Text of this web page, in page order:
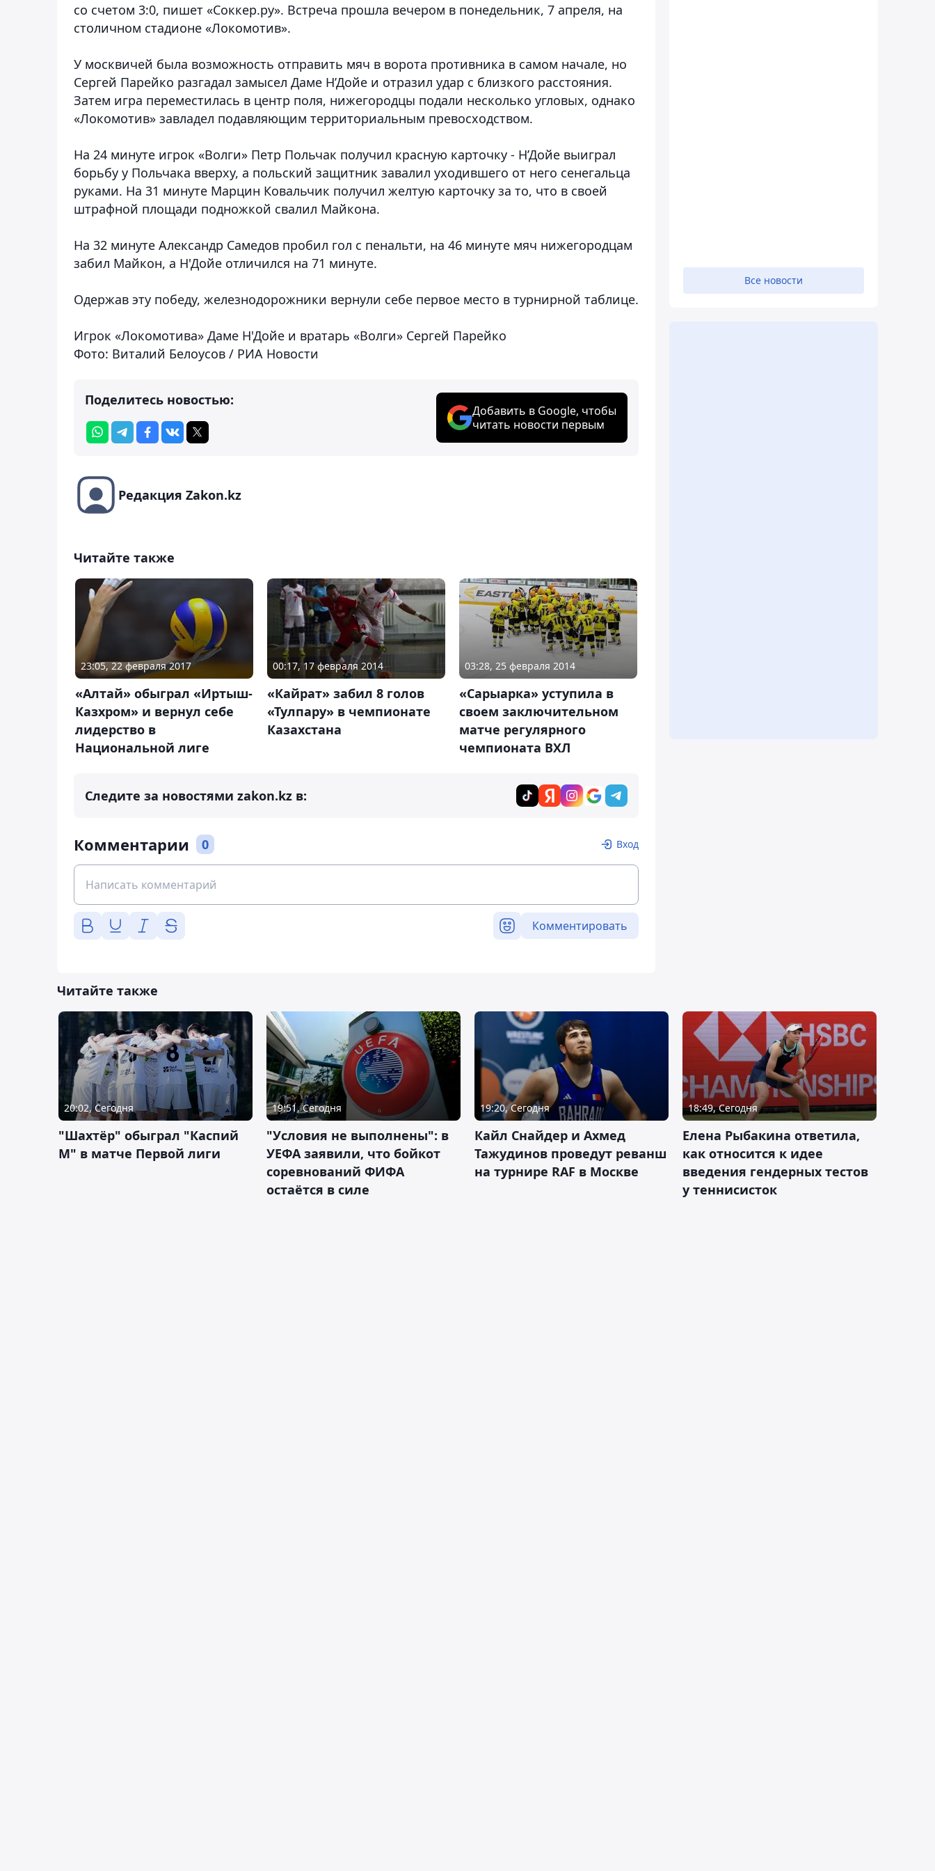
со счетом 3:0, пишет «Соккер.ру». Встреча прошла вечером в понедельник, 7 апреля, на
столичном стадионе «Локомотив».
У москвичей была возможность отправить мяч в ворота противника в самом начале, но
Сергей Парейко разгадал замысел Даме Н’Дойе и отразил удар с близкого расстояния.
Затем игра переместилась в центр поля, нижегородцы подали несколько угловых, однако
«Локомотив» завладел подавляющим территориальным превосходством.
На 24 минуте игрок «Волги» Петр Польчак получил красную карточку - Н’Дойе выиграл
борьбу у Польчака вверху, а польский защитник завалил уходившего от него сенегальца
руками. На 31 минуте Марцин Ковальчик получил желтую карточку за то, что в своей
штрафной площади подножкой свалил Майкона.
На 32 минуте Александр Самедов пробил гол с пенальти, на 46 минуте мяч нижегородцам
забил Майкон, а Н'Дойе отличился на 71 минуте.
Одержав эту победу, железнодорожники вернули себе первое место в турнирной таблице.
Игрок «Локомотива» Даме Н'Дойе и вратарь «Волги» Сергей Парейко
Фото: Виталий Белоусов / РИА Новости
Поделитесь новостью:
Добавить в Google, чтобы
читать новости первым
Редакция Zakon.kz
Читайте также
23:05, 22 февраля 2017
«Алтай» обыграл «Иртыш-
Казхром» и вернул себе
лидерство в
Национальной лиге
00:17, 17 февраля 2014
«Кайрат» забил 8 голов
«Тулпару» в чемпионате
Казахстана
03:28, 25 февраля 2014
«Сарыарка» уступила в
своем заключительном
матче регулярного
чемпионата ВХЛ
Следите за новостями zakon.kz в:
Комментарии 0 Вход
Комментировать
Все новости
Читайте также
20:02, Сегодня
"Шахтёр" обыграл "Каспий
М" в матче Первой лиги
19:51, Сегодня
"Условия не выполнены": в
УЕФА заявили, что бойкот
соревнований ФИФА
остаётся в силе
19:20, Сегодня
Кайл Снайдер и Ахмед
Тажудинов проведут реванш
на турнире RAF в Москве
18:49, Сегодня
Елена Рыбакина ответила,
как относится к идее
введения гендерных тестов
у теннисисток